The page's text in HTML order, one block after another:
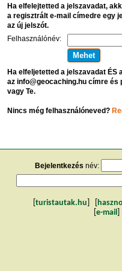
Ha elfelejtetted a jelszavadat,
a regisztrált e-mail címedre egy
az új jelszót.
Felhasználónév:
Ha elfeljetetted a jelszavadat ÉS
az info@geocaching.hu címre és
vagy Te.
Nincs még felhasználóneved?
Bejelentkezés név:
turistautak.hu
e-mail